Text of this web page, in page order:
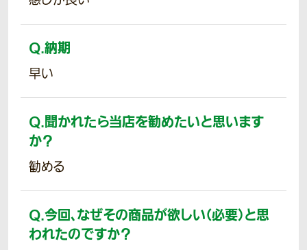
Q.納期
早い
Q.聞かれたら当店を勧めたいと思います
か？
勧める
Q.今回、なぜその商品が欲しい（必要）と思
われたのですか？